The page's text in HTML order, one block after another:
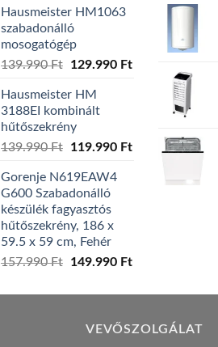
Hausmeister HM1063
szabadonálló
mosogatógép
139.990Ft
Original
was:
139.990 Ft.
129.990 FtCurrent
129.990 Ft.
Hausmeister HM
3188EI kombinált
hűtőszekrény
139.990Ft
Original
was:
139.990 Ft.
119.990 FtCurrent
Gorenje N619EAW4
G600 Szabadonálló
készülék fagyasztós
hűtőszekrény, 186 x
59.5 x 59 cm, Fehér
157.990Ft
Original
was:
149.990 FtCurrent
is:
VEVŐSZOLGÁLAT